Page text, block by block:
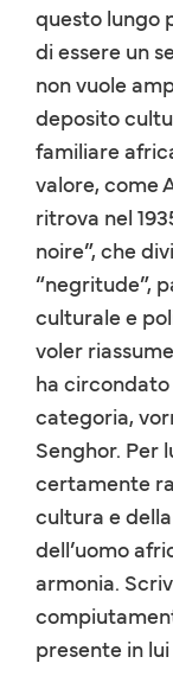
questo lungo
di essere un
non vuole
deposito
familiare
valore, come
ritrova nel
noire”, che
“negritude”,
culturale e
voler
ha circondato
categoria,
Senghor. Per
certamente
cultura e
dell’uomo
armonia.
presente in